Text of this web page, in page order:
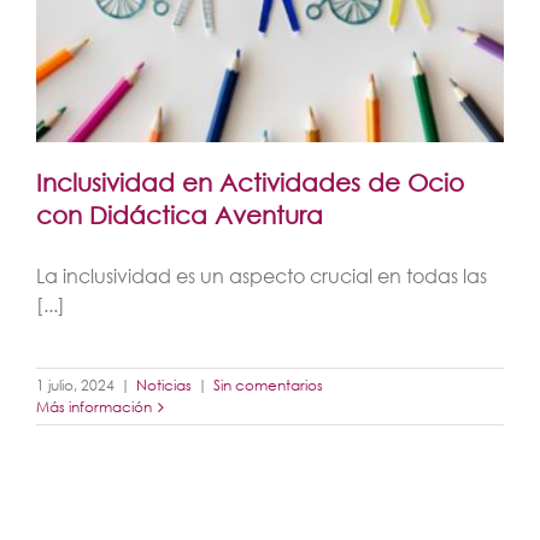
Inclusividad en Actividades de Ocio
con Didáctica Aventura
La inclusividad es un aspecto crucial en todas las
[...]
1 julio, 2024 | Noticias | Sin comentarios
Más información